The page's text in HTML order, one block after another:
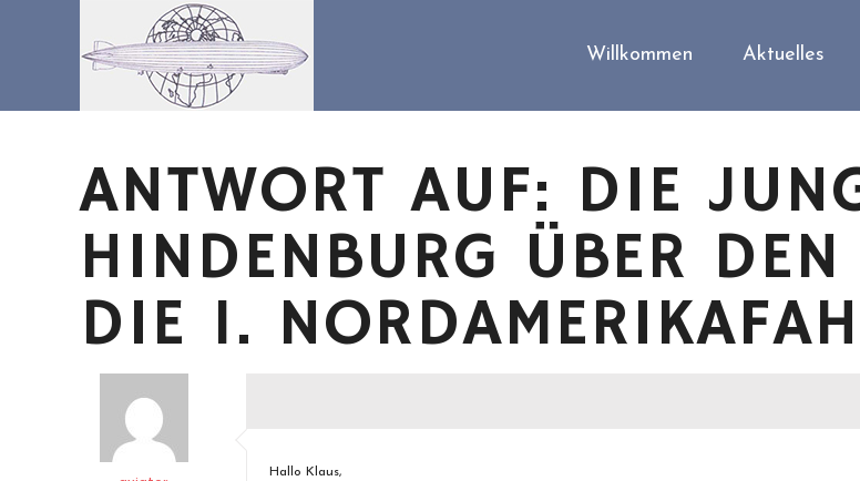
Willkommen Aktuelles
ANTWORT AUF: DIE
HINDENBURG ÜBER
DIE 1.
Hallo Klaus,